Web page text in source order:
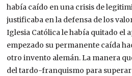
había caído en una crisis de
justificaba en la defensa de los
Iglesia Católica le había quitado el
empezado su permanente caída
otro invento alemán. La manera
del tardo-franquismo para